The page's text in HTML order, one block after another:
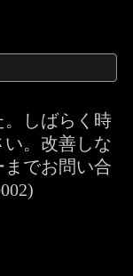
。しばらく時
。改善しな
でお問い合